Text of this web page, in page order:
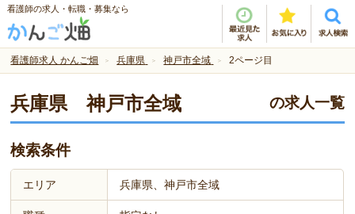
看護師の求人・転職・募集なら
看護師求人 かんご畑 兵庫県 神戸市全域 2ページ目
兵庫県 神戸市全域 の求人一覧
検索条件
エリア 兵庫県、神戸市全域